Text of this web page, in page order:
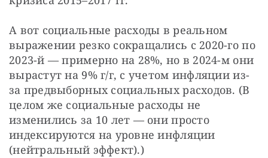
А вот социальные расходы в реальном
выражении резко сокращались с 2020-го по
2023-й — примерно на 28%, но в 2024-м они
вырастут на 9% г/г, с учетом инфляции из-
за предвыборных социальных расходов. (В
целом же социальные расходы не
изменились за 10 лет — они просто
индексируются на уровне инфляции
(нейтральный эффект).)